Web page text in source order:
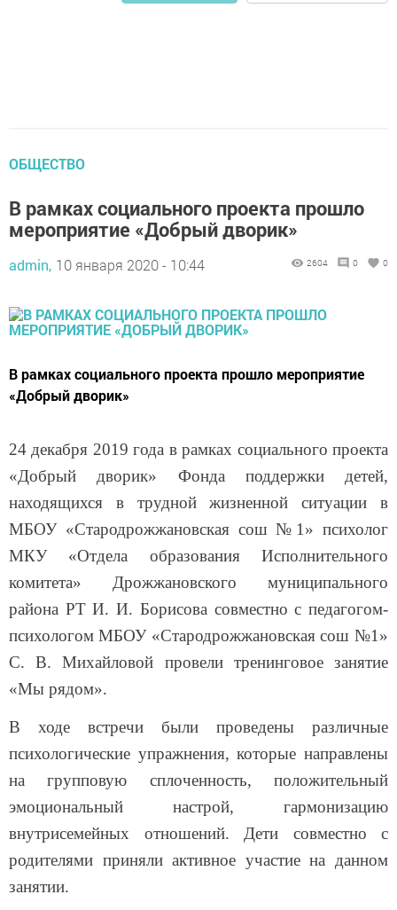
ОБЩЕСТВО
В рамках социального проекта прошло
мероприятие «Добрый дворик»
admin, 10 января 2020 - 10:44 2604 0 0
В рамках социального проекта прошло мероприятие
«Добрый дворик»
24 декабря 2019 года в рамках социального проекта
«Добрый дворик» Фонда поддержки детей,
находящихся в трудной жизненной ситуации в
МБОУ «Стародрожжановская сош №1» психолог
МКУ «Отдела образования Исполнительного
комитета» Дрожжановского муниципального
района РТ И. И. Борисова совместно с педагогом-
психологом МБОУ «Стародрожжановская сош №1»
С. В. Михайловой провели тренинговое занятие
«Мы рядом».
В ходе встречи были проведены различные
психологические упражнения, которые направлены
на групповую сплоченность, положительный
эмоциональный настрой, гармонизацию
внутрисемейных отношений. Дети совместно с
родителями приняли активное участие на данном
занятии.